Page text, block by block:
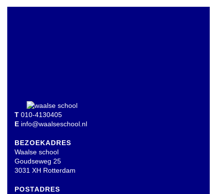
T 010-4130405
E info@waalseschool.nl
BEZOEKADRES
Waalse school
Goudseweg 25
3031 XH Rotterdam
POSTADRES